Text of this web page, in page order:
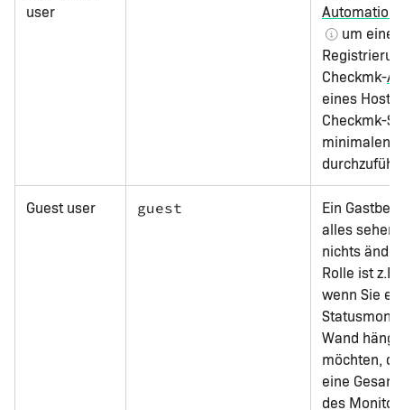
user
um eine
Checkmk-
eines Hosts
Checkmk-
minimalen
Guest user guest
Ein
alles sehen,
nichts
Rolle ist
wenn Sie
Wand
möchten,
eine
des